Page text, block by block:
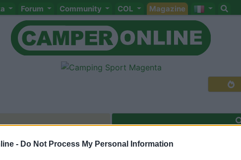
- Do Not Process My Personal Information
Forum Community COL Magazine
Meccanica Cellula Accessori Eventi Leggi Comportamenti